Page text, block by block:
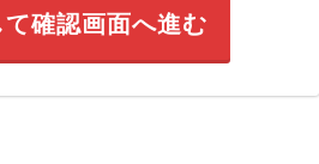
て確認画面へ進む